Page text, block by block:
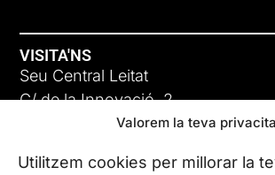
Valorem la teva
Utilitzem cookies per millorar la
VISITA'NS
Seu Central Leitat
C/ de la Innovació, 2
08225 Terrassa, (Barcelona)
Coneix les nostres seus